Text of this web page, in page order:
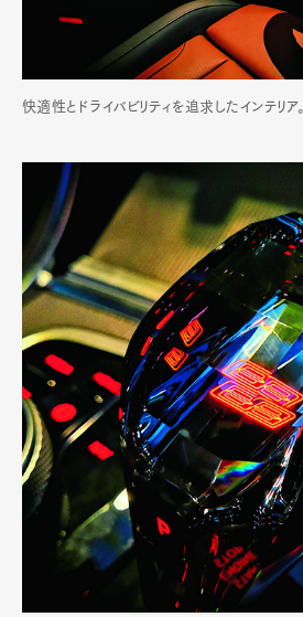
快適性とドライバビリティを追求したインテリア。